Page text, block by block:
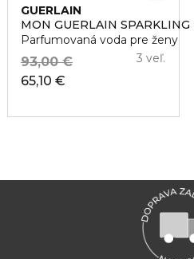
GUERLAIN
MON GUERLAIN SPARKLING
Parfumovaná voda pre ženy
65,10 €
93,00 € 3 veľ.